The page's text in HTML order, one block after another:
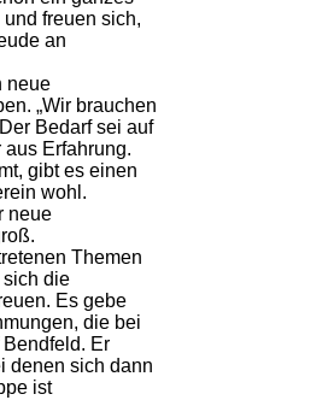
freuen sich,
an
neue
„Wir brauchen
Bedarf sei auf
Erfahrung.
gibt es einen
wohl.
neue
Themen
die
Es gebe
die bei
Er
denen sich dann
ist